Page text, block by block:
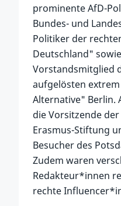
prominente AfD-
Bundes- und
Politiker der
Deutschland"
Vorstandsmitglied
aufgelösten
Alternative" Berlin.
die Vorsitzende
Erasmus-Stiftung
Besucher des
Zudem waren
Redakteur*innen
rechte